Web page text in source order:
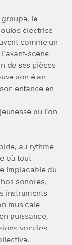
groupe, le
électrise
comme un
scène
de ses pièces
son élan
enfance en
où l’on
au rythme
où tout
implacable du
sonores,
instruments.
musicale
puissance,
vocales